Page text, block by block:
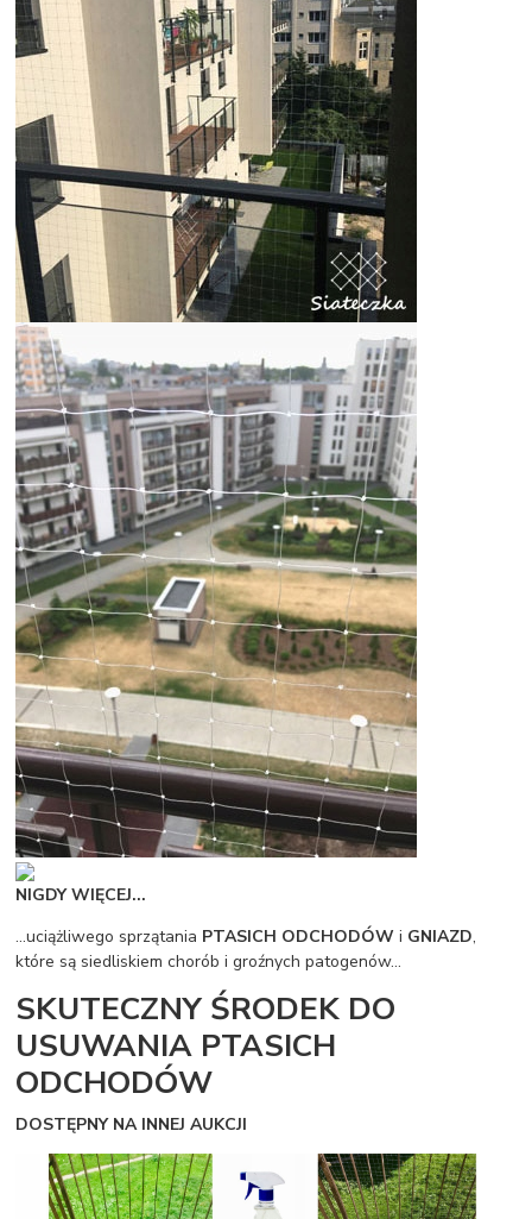
NIGDY WIĘCEJ...
...uciążliwego sprzątania PTASICH ODCHODÓW i GNIAZD,
które są siedliskiem chorób i groźnych patogenów...
SKUTECZNY ŚRODEK DO
USUWANIA PTASICH
ODCHODÓW
DOSTĘPNY NA INNEJ AUKCJI